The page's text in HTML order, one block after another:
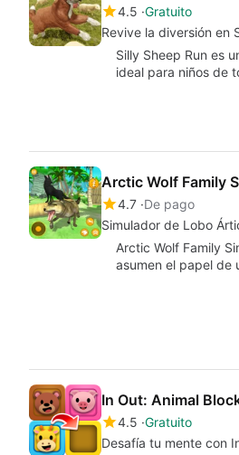
4.5 Gratuito
Revive la diversión en
Silly Sheep Run es
ideal para niños de
Arctic Wolf Family
4.7 De pago
Simulador de Lobo
Arctic Wolf Family
asumen el papel de
In Out: Animal
4.5 Gratuito
Desafía tu mente con